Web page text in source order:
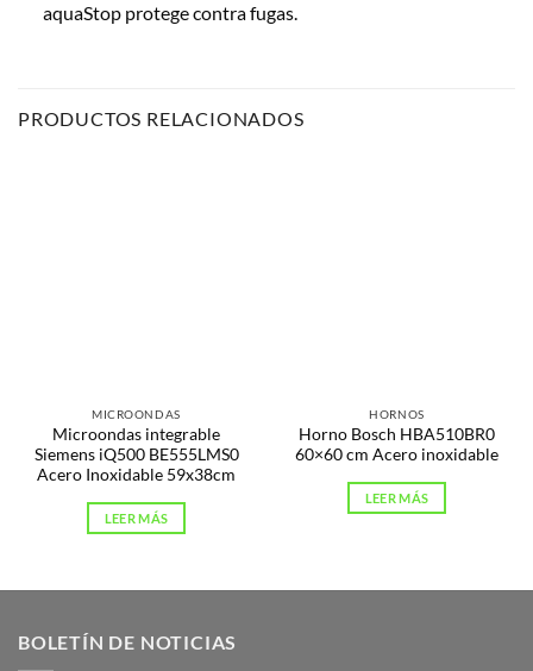
aquaStop protege contra fugas.
PRODUCTOS RELACIONADOS
MICROONDAS
Microondas integrable
Siemens iQ500 BE555LMS0
Acero Inoxidable 59x38cm
LEER MÁS
HORNOS
Horno Bosch HBA510BR0
60×60 cm Acero inoxidable
LEER MÁS
BOLETÍN DE NOTICIAS